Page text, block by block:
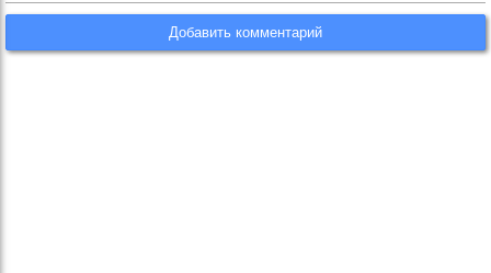
Добавить комментарий